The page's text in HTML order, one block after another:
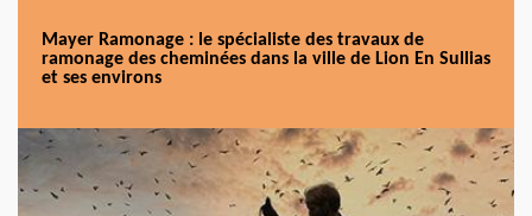
Mayer Ramonage : le spécialiste des travaux de
ramonage des cheminées dans la ville de Lion En Sullias
et ses environs